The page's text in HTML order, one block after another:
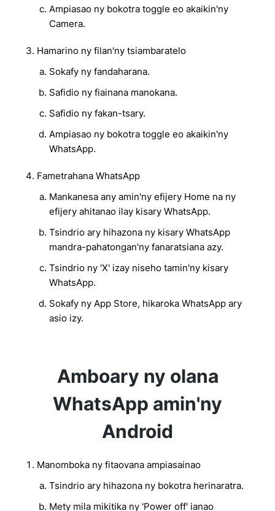
Ampiasao ny bokotra toggle eo akaikin'ny
Camera.
Hamarino ny filan'ny tsiambaratelo
Sokafy ny fandaharana.
Safidio ny fiainana manokana.
Safidio ny fakan-tsary.
Ampiasao ny bokotra toggle eo akaikin'ny
WhatsApp.
Fametrahana WhatsApp
Mankanesa any amin'ny efijery Home na ny
efijery ahitanao ilay kisary WhatsApp.
Tsindrio ary hihazona ny kisary WhatsApp
mandra-pahatongan'ny fanaratsiana azy.
Tsindrio ny 'X' izay niseho tamin'ny kisary
WhatsApp.
Sokafy ny App Store, hikaroka WhatsApp ary
asio izy.
Amboary ny olana
WhatsApp amin'ny
Android
Manomboka ny fitaovana ampiasainao
Tsindrio ary hihazona ny bokotra herinaratra.
Mety mila mikitika ny 'Power off' ianao